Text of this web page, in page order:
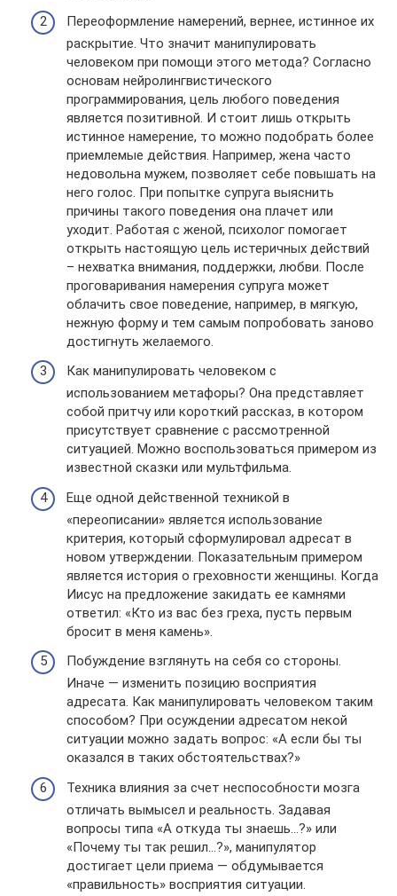
Переоформление намерений, вернее, истинное их
раскрытие. Что значит манипулировать
человеком при помощи этого метода? Согласно
основам нейролингвистического
программирования, цель любого поведения
является позитивной. И стоит лишь открыть
истинное намерение, то можно подобрать более
приемлемые действия. Например, жена часто
недовольна мужем, позволяет себе повышать на
него голос. При попытке супруга выяснить
причины такого поведения она плачет или
уходит. Работая с женой, психолог помогает
открыть настоящую цель истеричных действий
– нехватка внимания, поддержки, любви. После
проговаривания намерения супруга может
облачить свое поведение, например, в мягкую,
нежную форму и тем самым попробовать заново
достигнуть желаемого.
Как манипулировать человеком с
использованием метафоры? Она представляет
собой притчу или короткий рассказ, в котором
присутствует сравнение с рассмотренной
ситуацией. Можно воспользоваться примером из
известной сказки или мультфильма.
Еще одной действенной техникой в
«переописании» является использование
критерия, который сформулировал адресат в
новом утверждении. Показательным примером
является история о греховности женщины. Когда
Иисус на предложение закидать ее камнями
ответил: «Кто из вас без греха, пусть первым
бросит в меня камень».
Побуждение взглянуть на себя со стороны.
Иначе — изменить позицию восприятия
адресата. Как манипулировать человеком таким
способом? При осуждении адресатом некой
ситуации можно задать вопрос: «А если бы ты
оказался в таких обстоятельствах?»
Техника влияния за счет неспособности мозга
отличать вымысел и реальность. Задавая
вопросы типа «А откуда ты знаешь…?» или
«Почему ты так решил…?», манипулятор
достигает цели приема — обдумывается
«правильность» восприятия ситуации.